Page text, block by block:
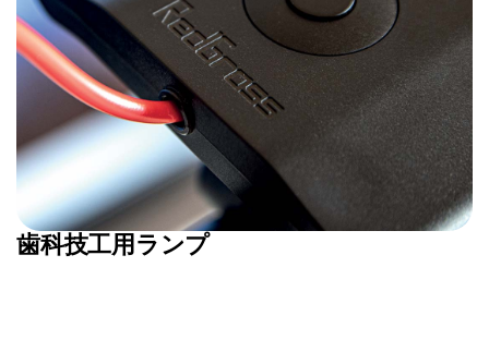
歯科技工用ランプ